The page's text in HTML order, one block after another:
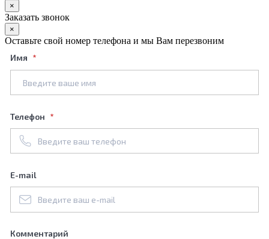
×
Заказать звонок
×
Оставьте свой номер телефона и мы Вам перезвоним
Имя
Телефон
E-mail
Комментарий